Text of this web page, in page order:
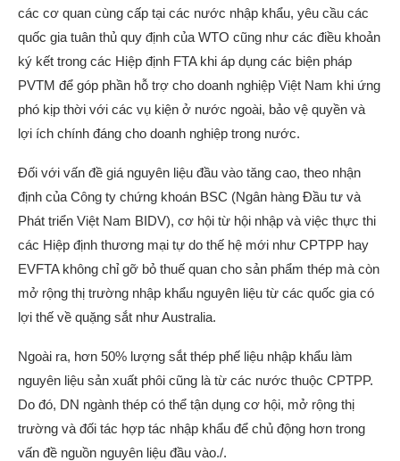
các cơ quan cùng cấp tại các nước nhập khẩu, yêu cầu các
quốc gia tuân thủ quy định của WTO cũng như các điều khoản
ký kết trong các Hiệp định FTA khi áp dụng các biện pháp
PVTM để góp phần hỗ trợ cho doanh nghiệp Việt Nam khi ứng
phó kịp thời với các vụ kiện ở nước ngoài, bảo vệ quyền và
lợi ích chính đáng cho doanh nghiệp trong nước.
Đối với vấn đề giá nguyên liệu đầu vào tăng cao, theo nhận
định của Công ty chứng khoán BSC (Ngân hàng Đầu tư và
Phát triển Việt Nam BIDV), cơ hội từ hội nhập và việc thực thi
các Hiệp định thương mại tự do thế hệ mới như CPTPP hay
EVFTA không chỉ gỡ bỏ thuế quan cho sản phẩm thép mà còn
mở rộng thị trường nhập khẩu nguyên liệu từ các quốc gia có
lợi thế về quặng sắt như Australia.
Ngoài ra, hơn 50% lượng sắt thép phế liệu nhập khẩu làm
nguyên liệu sản xuất phôi cũng là từ các nước thuộc CPTPP.
Do đó, DN ngành thép có thể tận dụng cơ hội, mở rộng thị
trường và đối tác hợp tác nhập khẩu để chủ động hơn trong
vấn đề nguồn nguyên liệu đầu vào./.